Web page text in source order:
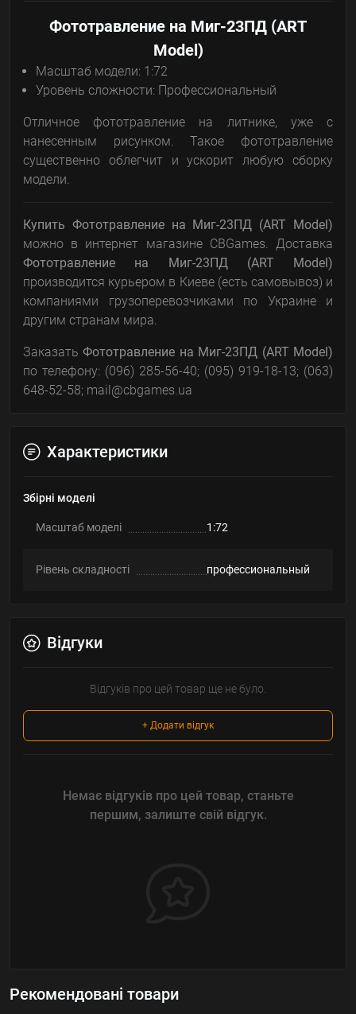
Фототравление на Миг-23ПД (ART
Model)
Масштаб модели: 1:72
Уровень сложности: Профессиональный
Отличное фототравление на литнике, уже с
нанесенным рисунком. Такое фототравление
существенно облегчит и ускорит любую сборку
модели.
Купить Фототравление на Миг-23ПД (ART Model)
можно в интернет магазине CBGames. Доставка
Фототравление на Миг-23ПД (ART Model)
производится курьером в Киеве (есть самовывоз) и
компаниями грузоперевозчиками по Украине и
другим странам мира.
ЗаказатьФототравление на Миг-23ПД (ART Model)
по телефону: (096) 285-56-40; (095) 919-18-13; (063)
648-52-58; mail@cbgames.ua
Характеристики
Збірні моделі
Масштаб моделі 1:72
Рівень складності профессиональный
Відгуки
Відгуків про цей товар ще не було.
+ Додати відгук
Немає відгуків про цей товар, станьте
першим, залиште свій відгук.
Рекомендовані товари